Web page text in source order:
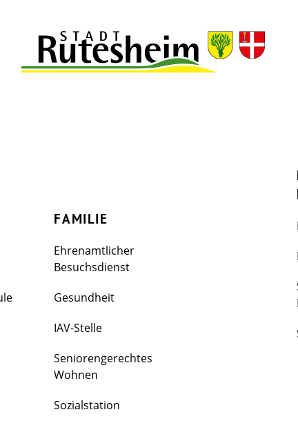
FAMILIE
Ehrenamtlicher
Besuchsdienst
Gesundheit
IAV-Stelle
Seniorengerechtes
Wohnen
Sozialstation